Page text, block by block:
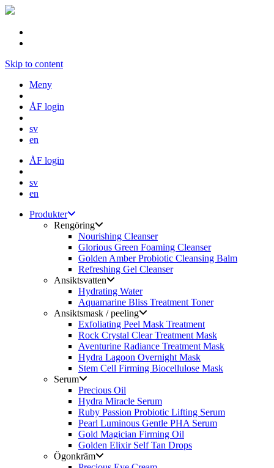
Skip to content
Meny
ÅF login
sv
en
ÅF login
sv
en
Produkter
Rengöring
Nourishing Cleanser
Glorious Green Foaming Cleanser
Golden Amber Probiotic Cleansing Balm
Refreshing Gel Cleanser
Ansiktsvatten
Hydrating Water
Aquamarine Bliss Treatment Toner
Ansiktsmask / peeling
Exfoliating Peel Mask Treatment
Rock Crystal Clear Treatment Mask
Aventurine Radiance Treatment Mask
Hydra Lagoon Overnight Mask
Stem Cell Firming Biocellulose Mask
Serum
Precious Oil
Hydra Miracle Serum
Ruby Passion Probiotic Lifting Serum
Pearl Luminous Gentle PHA Serum
Gold Magician Firming Oil
Golden Elixir Self Tan Drops
Ögonkräm